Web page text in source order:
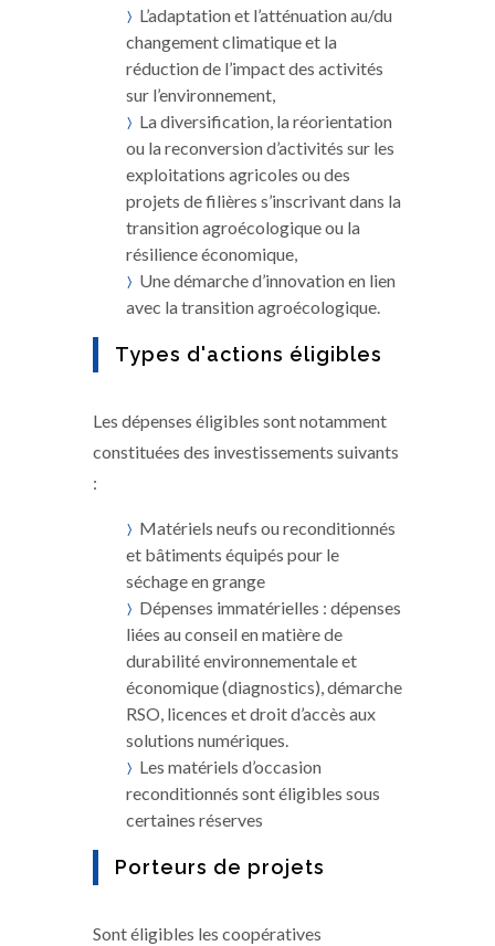
L’adaptation et l’atténuation au/du
changement climatique et la
réduction de l’impact des activités
sur l’environnement,
La diversification, la réorientation
ou la reconversion d’activités sur les
exploitations agricoles ou des
projets de filières s’inscrivant dans la
transition agroécologique ou la
résilience économique,
Une démarche d’innovation en lien
avec la transition agroécologique.
Types d'actions éligibles
Les dépenses éligibles sont notamment
constituées des investissements suivants
:
Matériels neufs ou reconditionnés
et bâtiments équipés pour le
séchage en grange
Dépenses immatérielles : dépenses
liées au conseil en matière de
durabilité environnementale et
économique (diagnostics), démarche
RSO, licences et droit d’accès aux
solutions numériques.
Les matériels d’occasion
reconditionnés sont éligibles sous
certaines réserves
Porteurs de projets
Sont éligibles les coopératives